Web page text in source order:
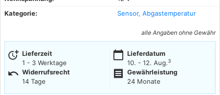
Kategorie:
Sensor, Abgastemperatur
alle Angaben ohne Gewähr
more_time Lieferzeit
1 - 3 Werktage
calendar_today Lieferdatum
10. - 12. Aug.3
undo Widerrufsrecht
14 Tage
receipt
Gewährleistung
24 Monate